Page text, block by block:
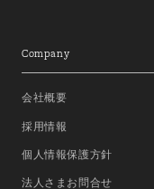
Company
会社概要
採用情報
個人情報保護方針
法人さまお問合せ